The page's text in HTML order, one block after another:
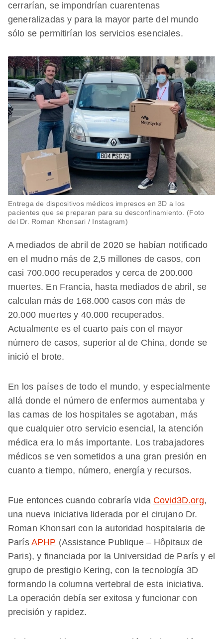
cerrarían, se impondrían cuarentenas
generalizadas y para la mayor parte del mundo
sólo se permitirían los servicios esenciales.
Entrega de dispositivos médicos impresos en 3D a los
pacientes que se preparan para su desconfinamiento. (Foto
del Dr. Roman Khonsari / Instagram)
A mediados de abril de 2020 se habían notificado
en el mudno más de 2,5 millones de casos, con
casi 700.000 recuperados y cerca de 200.000
muertes. En Francia, hasta mediados de abril, se
calculan más de 168.000 casos con más de
20.000 muertes y 40.000 recuperados.
Actualmente es el cuarto país con el mayor
número de casos, superior al de China, donde se
inició el brote.
En los países de todo el mundo, y especialmente
allá donde el número de enfermos aumentaba y
las camas de los hospitales se agotaban, más
que cualquier otro servicio esencial, la atención
médica era lo más importante. Los trabajadores
médicos se ven sometidos a una gran presión en
cuanto a tiempo, número, energía y recursos.
Fue entonces cuando cobraría vida Covid3D.org,
una nueva iniciativa liderada por el cirujano Dr.
Roman Khonsari con la autoridad hospitalaria de
París APHP (Assistance Publique – Hôpitaux de
Paris), y financiada por la Universidad de París y el
grupo de prestigio Kering, con la tecnología 3D
formando la columna vertebral de esta iniciativa.
La operación debía ser exitosa y funcionar con
precisión y rapidez.